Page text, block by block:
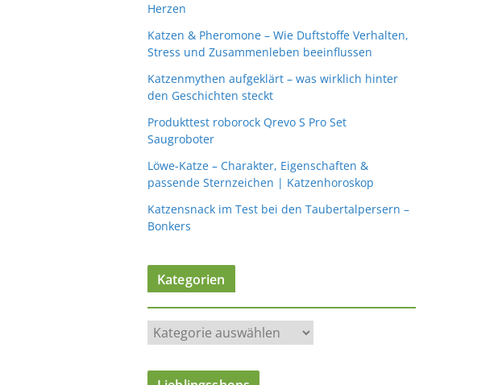
Herzen
Katzen & Pheromone – Wie Duftstoffe Verhalten,
Stress und Zusammenleben beeinflussen
Katzenmythen aufgeklärt – was wirklich hinter
den Geschichten steckt
Produkttest roborock Qrevo S Pro Set
Saugroboter
Löwe-Katze – Charakter, Eigenschaften &
passende Sternzeichen | Katzenhoroskop
Katzensnack im Test bei den Taubertalpersern –
Bonkers
Kategorien
a
t